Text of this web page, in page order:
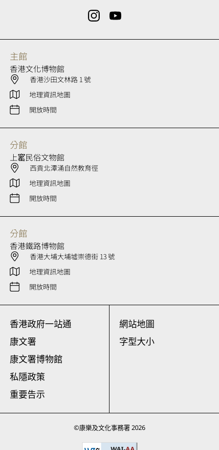
主館
香港文化博物館
香港沙田文林路 1 號
地理資訊地圖
開放時間
分館
上窰民俗文物館
西貢北潭涌自然教育徑
地理資訊地圖
開放時間
分館
香港鐵路博物館
香港大埔大埔墟崇德街 13 號
地理資訊地圖
開放時間
香港政府一站通
康文署
康文署博物館
私隱政策
重要告示
網站地圖
字型大小
©康樂及文化事務署2026